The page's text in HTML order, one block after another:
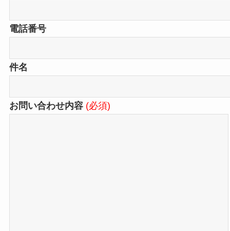
電話番号
件名
お問い合わせ内容 (必須)